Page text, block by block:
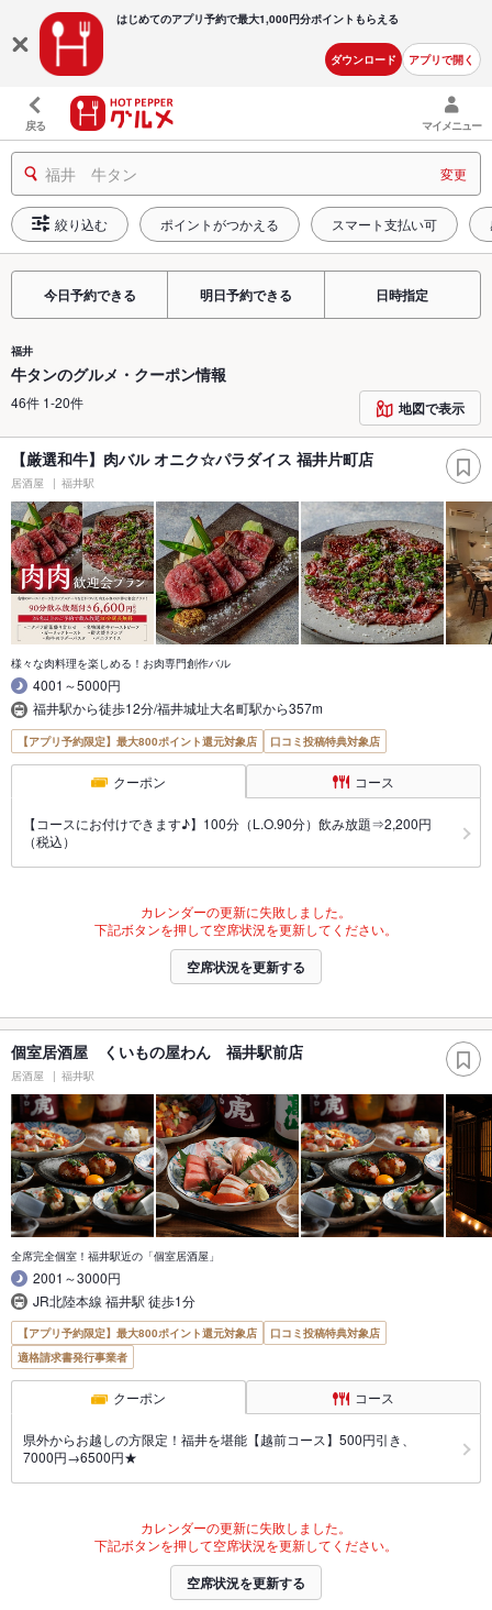
はじめてのアプリ予約で最大1,000円分ポイントもらえる
ダウンロード アプリで開く
戻る マイメニュー
福井 牛タン 変更
絞り込む ポイントがつかえる スマート支払い可
今日予約できる 明日予約できる 日時指定
福井
牛タンのグルメ・クーポン情報
46件 1-20件 地図で表示
【厳選和牛】肉バル オニク☆パラダイス 福井片町店
居酒屋 福井駅
様々な肉料理を楽しめる！お肉専門創作バル
4001～5000円
福井駅から徒歩12分/福井城址大名町駅から357m
【アプリ予約限定】最大800ポイント還元対象店 口コミ投稿特典対象店
クーポン コース
【コースにお付けできます♪】100分（L.O.90分）飲み放題⇒2,200円
（税込）
カレンダーの更新に失敗しました。
下記ボタンを押して空席状況を更新してください。
空席状況を更新する
個室居酒屋 くいもの屋わん 福井駅前店
居酒屋 福井駅
全席完全個室！福井駅近の「個室居酒屋」
2001～3000円
JR北陸本線 福井駅 徒歩1分
【アプリ予約限定】最大800ポイント還元対象店
口コミ投稿特典対象店
適格請求書発行事業者
クーポン コース
県外からお越しの方限定！福井を堪能【越前コース】500円引き、
7000円→6500円★
カレンダーの更新に失敗しました。
下記ボタンを押して空席状況を更新してください。
空席状況を更新する